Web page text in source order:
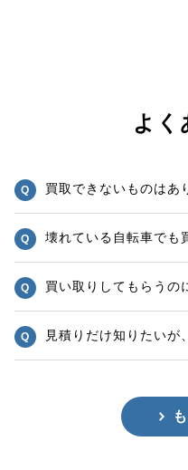
よく
買取できないものはあ
壊れている自転車でも
買い取りしてもらうの
見積りだけ知りたいが